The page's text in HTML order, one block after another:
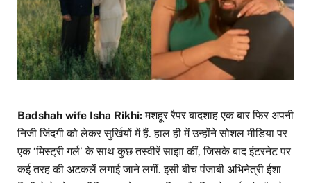
Badshah wife Isha Rikhi:मशहूर रैपर बादशाह एक बार फिर अपनी
निजी जिंदगी को लेकर सुर्खियों में हैं. हाल ही में उन्होंने सोशल मीडिया पर
एक ‘मिस्ट्री गर्ल’ के साथ कुछ तस्वीरें साझा कीं, जिसके बाद इंटरनेट पर
कई तरह की अटकलें लगाई जाने लगीं. इसी बीच पंजाबी अभिनेत्री ईशा